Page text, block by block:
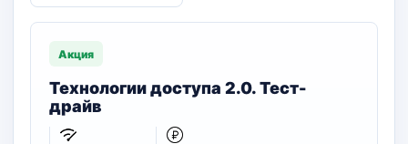
Акция
Технологии доступа 2.0. Тест-
драйв